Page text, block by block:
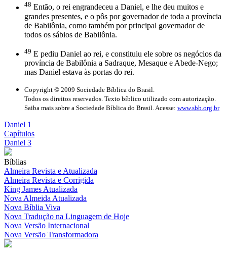
48 Então, o rei engrandeceu a Daniel, e lhe deu muitos e
grandes presentes, e o pôs por governador de toda a província
de Babilônia, como também por principal governador de
todos os sábios de Babilônia.
49 E pediu Daniel ao rei, e constituiu ele sobre os negócios da
província de Babilônia a Sadraque, Mesaque e Abede-Nego;
mas Daniel estava às portas do rei.
Copyright © 2009 Sociedade Bíblica do Brasil.
Todos os direitos reservados. Texto bíblico utilizado com autorização.
Saiba mais sobre a Sociedade Bíblica do Brasil. Acesse: www.sbb.org.br
Daniel 1
Capítulos
Daniel 3
Bíblias
Almeira Revista e Atualizada
Almeira Revista e Corrigida
King James Atualizada
Nova Almeida Atualizada
Nova Bíblia Viva
Nova Tradução na Linguagem de Hoje
Nova Versão Internacional
Nova Versão Transformadora